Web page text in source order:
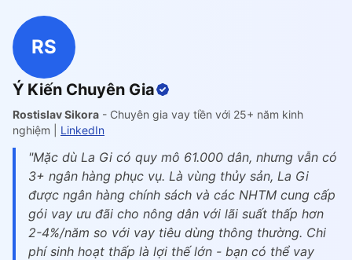
RS
Ý Kiến Chuyên Gia
Rostislav Sikora - Chuyên gia vay tiền với 25+ năm kinh
nghiệm | LinkedIn
"Mặc dù La Gi có quy mô 61.000 dân, nhưng vẫn có
3+ ngân hàng phục vụ. Là vùng thủy sản, La Gi
được ngân hàng chính sách và các NHTM cung cấp
gói vay ưu đãi cho nông dân với lãi suất thấp hơn
2-4%/năm so với vay tiêu dùng thông thường. Chi
phí sinh hoạt thấp là lợi thế lớn - bạn có thể vay